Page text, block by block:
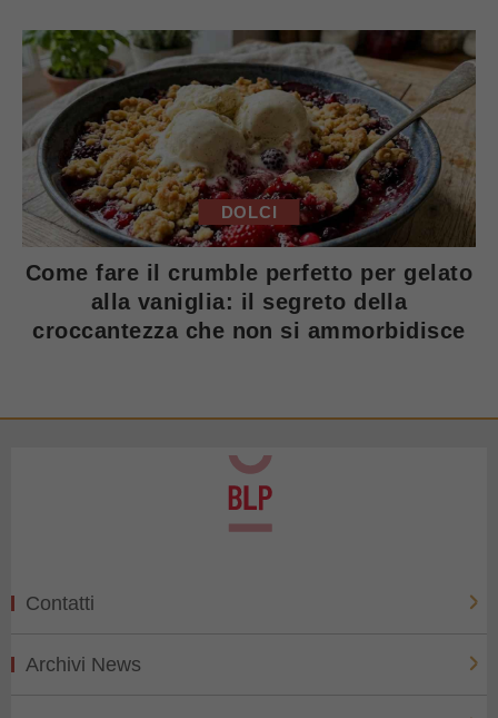
DOLCI
Come fare il crumble perfetto per gelato
alla vaniglia: il segreto della
croccantezza che non si ammorbidisce
Contatti
Archivi News